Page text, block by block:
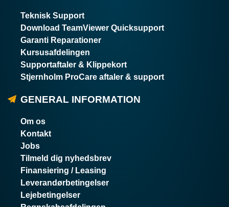
Teknisk Support
Download TeamViewer Quicksupport
Garanti Reparationer
Kursusafdelingen
Supportaftaler & Klippekort
Stjernholm ProCare aftaler & support
GENERAL INFORMATION
Om os
Kontakt
Jobs
Tilmeld dig nyhedsbrev
Finansiering / Leasing
Leverandørbetingelser
Lejebetingelser